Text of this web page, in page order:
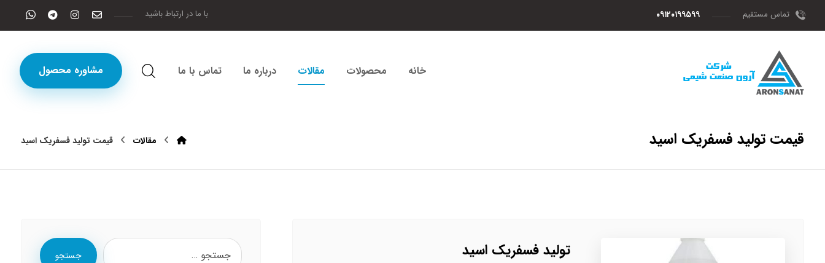
تماس مستقیم ۰۹۱۲۰۱۹۹۵۹۹ با ما در ارتباط باشید
مشاوره محصول خانه محصولات مقالات درباره ما تماس با ما
قیمت تولید فسفریک اسید مقالات قیمت تولید فسفریک اسید
تولید فسفریک اسید جستجو